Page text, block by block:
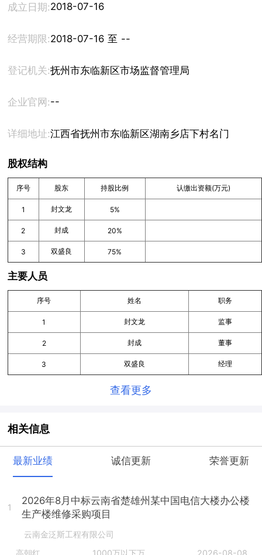
成立日期:2018-07-16
经营期限: 2018-07-16 至 --
登记机关:抚州市东临新区市场监督管理局
企业官网:--
详细地址:江西省抚州市东临新区湖南乡店下村名门世家1
股权结构
序号 股东 持股比例 认缴出资额(万元)
1 封文龙 5%
2 封成 20%
3 双盛良 75%
主要人员
序号 姓名 职务
1 封文龙 监事
2 封成 董事
3 双盛良 经理
查看更多
相关信息
最新业绩 诚信更新 荣誉更新
1
2026年8月中标云南省楚雄州某中国电信大楼办公楼
生产楼维修采购项目
云南金泛斯工程有限公司
高朝红
1000万以下万 2026-08-08